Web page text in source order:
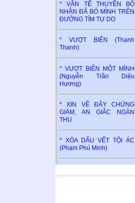
* VĂN TẾ THUYỀN BỘ
NHÂN ĐÃ BỎ MÌNH TRÊN
ĐƯỜNG TÌM TỰ DO
* VƯỢT BIỂN (Thanh
Thanh)
* VƯỢT BIỂN MỘT MÌNH
(Nguyễn Trần Diệu
Hương)
* XIN VỀ ĐÂY CHỨNG
GIÁM, AN GIẤC NGÀN
THU
* XÓA DẤU VẾT TỘI ÁC
(Phạm Phú Minh)